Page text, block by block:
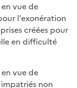
vue de
l'exonération
créées pour
en difficulté
vue de
non